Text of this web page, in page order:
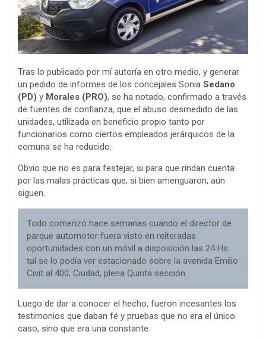
Tras lo publicado por mí autoría en otro medio, y generar
un pedido de informes de los concejales Sonia Sedano
(PD) y Morales (PRO), se ha notado, confirmado a través
de fuentes de confianza, que el abuso desmedido de las
unidades, utilizada en beneficio propio tanto por
funcionarios como ciertos empleados jerárquicos de la
comuna se ha reducido.
Obvio que no es para festejar, si para que rindan cuenta
por las malas prácticas que, si bien amenguaron, aún
siguen.
Todo comenzó hace semanas cuando el director de
parque automotor fuera visto en reiteradas
oportunidades con un móvil a disposición las 24 Hs.
tal se lo podía ver estacionado sobre la avenida Emilio
Civit al 400, Ciudad, plena Quinta sección.
Luego de dar a conocer el hecho, fueron incesantes los
testimonios que daban fé y pruebas que no era el único
caso, sino que era una constante.